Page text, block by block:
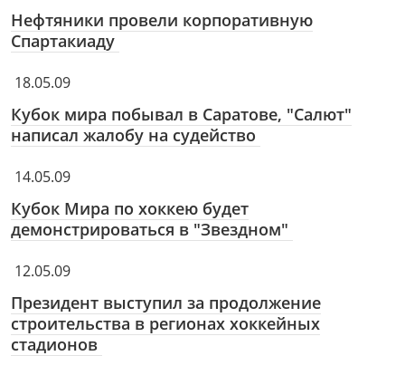
Нефтяники провели корпоративную
Спартакиаду
18.05.09
Кубок мира побывал в Саратове, "Салют"
написал жалобу на судейство
14.05.09
Кубок Мира по хоккею будет
демонстрироваться в "Звездном"
12.05.09
Президент выступил за продолжение
строительства в регионах хоккейных
стадионов